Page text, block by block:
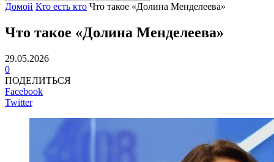
Домой Кто есть кто Что такое «Долина Менделеева»
Что такое «Долина Менделеева»
29.05.2026
0
ПОДЕЛИТЬСЯ
Facebook
Twitter